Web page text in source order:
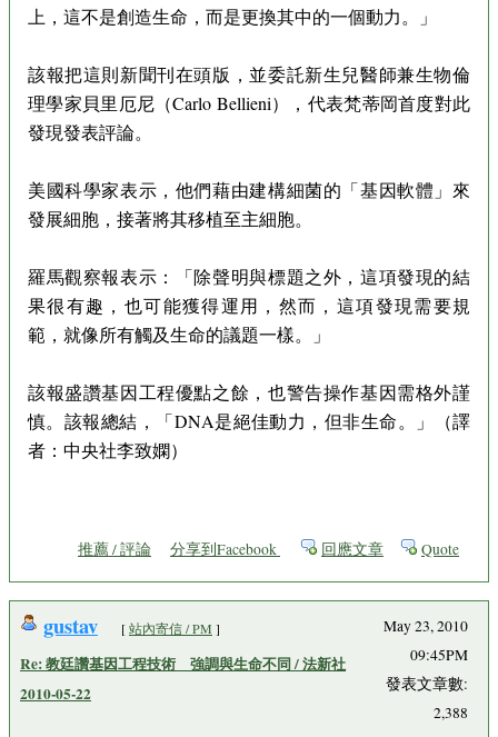
上，這不是創造生命，而是更換其中的一個動力。」
該報把這則新聞刊在頭版，並委託新生兒醫師兼生物倫
理學家貝里厄尼（Carlo Bellieni），代表梵蒂岡首度對此
發現發表評論。
美國科學家表示，他們藉由建構細菌的「基因軟體」來
發展細胞，接著將其移植至主細胞。
羅馬觀察報表示：「除聲明與標題之外，這項發現的結
果很有趣，也可能獲得運用，然而，這項發現需要規
範，就像所有觸及生命的議題一樣。」
該報盛讚基因工程優點之餘，也警告操作基因需格外謹
慎。該報總結，「DNA是絕佳動力，但非生命。」（譯
者：中央社李致嫻）
推薦 / 評論 分享到Facebook 回應文章 Quote
gustav [站內寄信 / PM ]
Re: 教廷讚基因工程技術 強調與生命不同 / 法新社
2010-05-22
May 23, 2010
09:45PM
發表文章數:
2,388